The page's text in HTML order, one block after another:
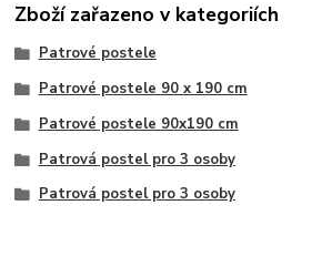
Zboží zařazeno v kategoriích
Patrové postele
Patrové postele 90 x 190 cm
Patrové postele 90x190 cm
Patrová postel pro 3 osoby
Patrová postel pro 3 osoby